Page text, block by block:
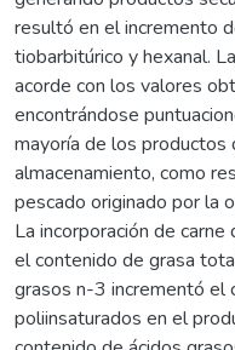
resultó en el incremento
tiobarbitúrico y hexanal.
acorde con los valores
encontrándose
mayoría de los
almacenamiento, como
pescado originado por la
La incorporación de
el contenido de grasa
grasos n-3 incrementó el
poliinsaturados en el